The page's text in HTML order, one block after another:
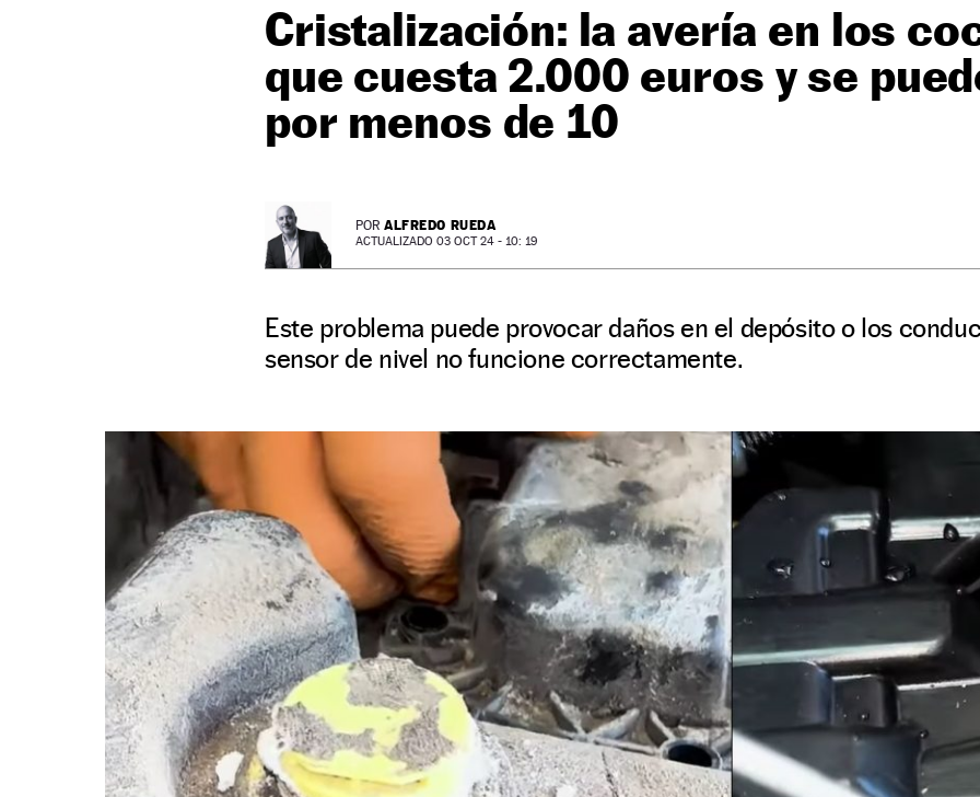
Cristalización: la avería en los
que cuesta 2.000 euros y se
por menos de 10
POR ALFREDO RUEDA
ACTUALIZADO 03 OCT 24 - 10: 19
Este problema puede provocar daños en el depósito o los
sensor de nivel no funcione correctamente.